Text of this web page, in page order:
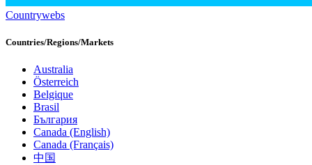
Countrywebs
Countries/Regions/Markets
Australia
Österreich
Belgique
Brasil
България
Canada (English)
Canada (Français)
中国